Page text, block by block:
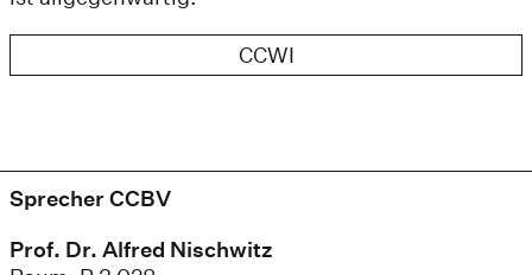
CCWI
Sprecher CCBV
Prof. Dr. Alfred Nischwitz